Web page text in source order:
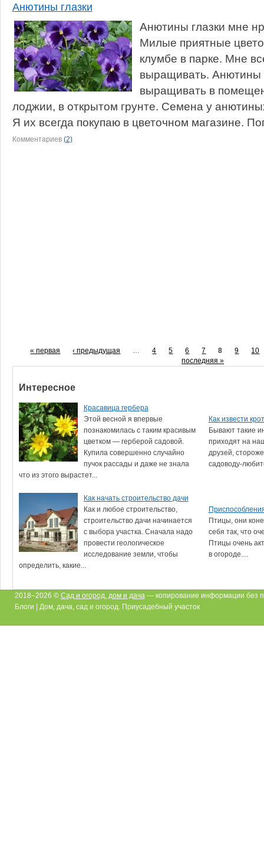
Анютины глазки
Анютины глазки мне
Милые приятные
клумбе в парке. Мне
выращивать. Анютины
выращивать в
лоджии, в открытом грунте. Семена у
Я их всегда покупаю в цветочном магазине.
Комментариев (2)
« первая ‹ предыдущая 4 5 6 7 8 9
10
последняя »
Интересное
Красавица гербера
Этой весной я впервые
познакомилась с таким красивым
цветком — герберой садовой.
Купила совершенно случайно
пучок рассады и даже не знала
что из этого вырастет...
Как извести
Бывают такие
приходят на
друзей,
садоводу-
Как начать строительство дачи
Как и любое строительство,
строительство дачи начинается
с выбора участка. Сначала надо
провести геологическое
исследование земли, чтобы
определить, какие...
Птицы, они
себя так, что
Птицы очень
в огороде....
2018–2026 © Сад и огород, дом и дача — копирование информации без
Блоги | Дом, дача, сад и огород. Приусадебный участок